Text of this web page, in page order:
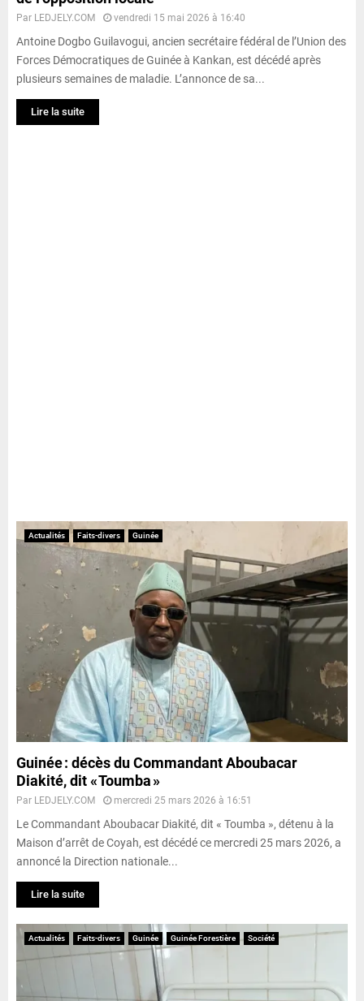
Par LEDJELY.COM vendredi 15 mai 2026 à 16:40
Antoine Dogbo Guilavogui, ancien secrétaire fédéral de l’Union des
Forces Démocratiques de Guinée à Kankan, est décédé après
plusieurs semaines de maladie. L’annonce de sa...
Lire la suite
Actualités Faits-divers Guinée
Guinée : décès du Commandant Aboubacar
Diakité, dit « Toumba »
Par LEDJELY.COM mercredi 25 mars 2026 à 16:51
Le Commandant Aboubacar Diakité, dit « Toumba », détenu à la
Maison d’arrêt de Coyah, est décédé ce mercredi 25 mars 2026, a
annoncé la Direction nationale...
Lire la suite
Actualités Faits-divers Guinée Guinée Forestière Société